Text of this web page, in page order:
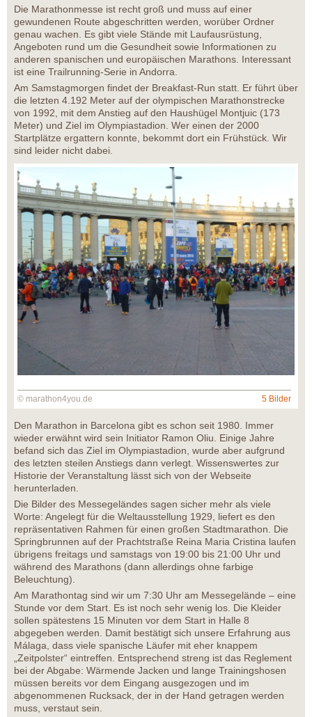
Die Marathonmesse ist recht groß und muss auf einer
gewundenen Route abgeschritten werden, worüber Ordner
genau wachen. Es gibt viele Stände mit Laufausrüstung,
Angeboten rund um die Gesundheit sowie Informationen zu
anderen spanischen und europäischen Marathons. Interessant
ist eine Trailrunning-Serie in Andorra.
Am Samstagmorgen findet der Breakfast-Run statt. Er führt über
die letzten 4.192 Meter auf der olympischen Marathonstrecke
von 1992, mit dem Anstieg auf den Haushügel Montjuic (173
Meter) und Ziel im Olympiastadion. Wer einen der 2000
Startplätze ergattern konnte, bekommt dort ein Frühstück. Wir
sind leider nicht dabei.
© marathon4you.de 5 Bilder
Den Marathon in Barcelona gibt es schon seit 1980. Immer
wieder erwähnt wird sein Initiator Ramon Oliu. Einige Jahre
befand sich das Ziel im Olympiastadion, wurde aber aufgrund
des letzten steilen Anstiegs dann verlegt. Wissenswertes zur
Historie der Veranstaltung lässt sich von der Webseite
herunterladen.
Die Bilder des Messegeländes sagen sicher mehr als viele
Worte: Angelegt für die Weltausstellung 1929, liefert es den
repräsentativen Rahmen für einen großen Stadtmarathon. Die
Springbrunnen auf der Prachtstraße Reina Maria Cristina laufen
übrigens freitags und samstags von 19:00 bis 21:00 Uhr und
während des Marathons (dann allerdings ohne farbige
Beleuchtung).
Am Marathontag sind wir um 7:30 Uhr am Messegelände – eine
Stunde vor dem Start. Es ist noch sehr wenig los. Die Kleider
sollen spätestens 15 Minuten vor dem Start in Halle 8
abgegeben werden. Damit bestätigt sich unsere Erfahrung aus
Málaga, dass viele spanische Läufer mit eher knappem
„Zeitpolster“ eintreffen. Entsprechend streng ist das Reglement
bei der Abgabe: Wärmende Jacken und lange Trainingshosen
müssen bereits vor dem Eingang ausgezogen und im
abgenommenen Rucksack, der in der Hand getragen werden
muss, verstaut sein.